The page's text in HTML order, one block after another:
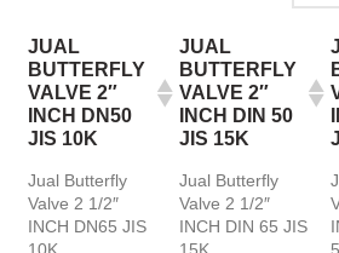
JUAL
BUTTERFLY
VALVE 2″
INCH DN50
JIS 10K
JUAL
BUTTERFLY
VALVE 2″
INCH DIN 50
JIS 15K
Jual Butterfly
Valve 2 1/2″
INCH DN65 JIS
Jual Butterfly
Valve 2 1/2″
INCH DIN 65 JIS